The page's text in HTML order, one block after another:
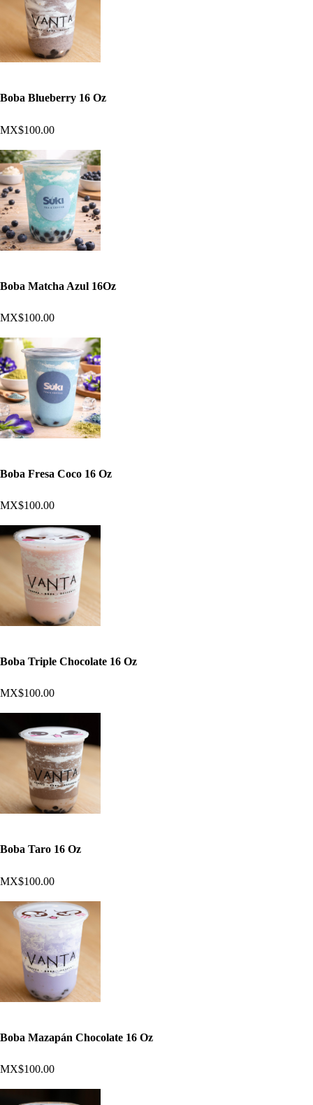
Boba Blueberry 16 Oz
MX$100.00
Boba Matcha Azul 16Oz
MX$100.00
Boba Fresa Coco 16 Oz
MX$100.00
Boba Triple Chocolate 16 Oz
MX$100.00
Boba Taro 16 Oz
MX$100.00
Boba Mazapán Chocolate 16 Oz
MX$100.00